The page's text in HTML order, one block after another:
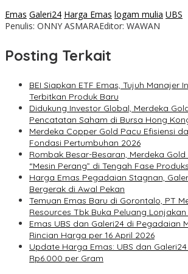
Emas Galeri24 Harga Emas logam mulia UBS
Penulis: ONNY ASMARAEditor: WAWAN
Posting Terkait
BEI Siapkan ETF Emas, Tujuh Manajer
Terbitkan Produk Baru
Didukung Investor Global, Merdeka
Pencatatan Saham di Bursa Hong
Merdeka Copper Gold Pacu Efisiensi
Fondasi Pertumbuhan 2026
Rombak Besar-Besaran, Merdeka Gold
“Mesin Perang” di Tengah Fase
Harga Emas Pegadaian Stagnan,
Bergerak di Awal Pekan
Temuan Emas Baru di Gorontalo, PT
Resources Tbk Buka Peluang
Emas UBS dan Galeri24 di Pegadaian
Rincian Harga per 16 April 2026
Update Harga Emas: UBS dan
Rp6.000 per Gram